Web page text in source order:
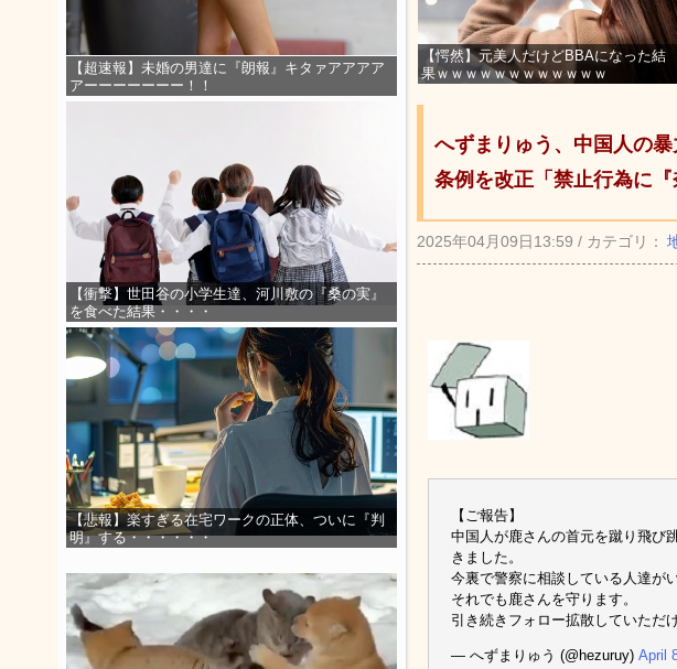
【超速報】未婚の男達に『朗報』キタァアアアア
アーーーーーーー！！
【衝撃】世田谷の小学生達、河川敷の『桑の実』
を食べた結果・・・・
【悲報】楽すぎる在宅ワークの正体、ついに『判
明』する・・・・・・
【愕然】元美人だけどBBAになった結
果ｗｗｗｗｗｗｗｗｗｗｗｗ
へずまりゅう、中国人の
条例を改正「禁止行為に
2025年04月09日13:59 / カテゴリ：
【ご報告】
中国人が鹿さんの首元を蹴り飛び
きました。
今裏で警察に相談している人達が
それでも鹿さんを守ります。
引き続きフォロー拡散していただ
— へずまりゅう (@hezuruy) April